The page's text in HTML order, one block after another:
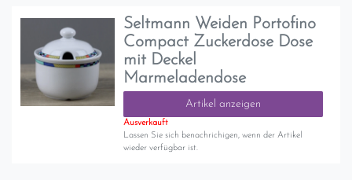
Seltmann Weiden Portofino
Compact Zuckerdose Dose
mit Deckel
Marmeladendose
Artikel anzeigen
Ausverkauft
Lassen Sie sich benachrichigen, wenn der Artikel
wieder verfügbar ist.